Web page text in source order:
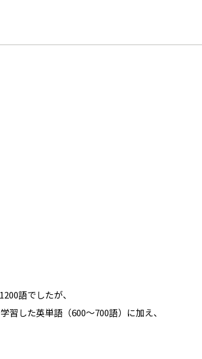
語でしたが、
習した英単語（600〜700語）に加え、